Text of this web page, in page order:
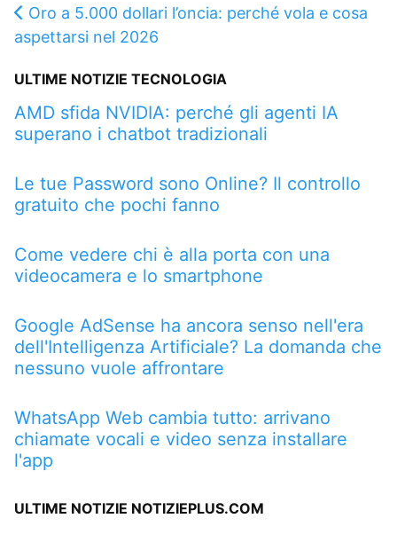
Oro a 5.000 dollari l’oncia: perché vola e cosa
aspettarsi nel 2026
ULTIME NOTIZIE TECNOLOGIA
AMD sfida NVIDIA: perché gli agenti IA
superano i chatbot tradizionali
Le tue Password sono Online? Il controllo
gratuito che pochi fanno
Come vedere chi è alla porta con una
videocamera e lo smartphone
Google AdSense ha ancora senso nell'era
dell'Intelligenza Artificiale? La domanda che
nessuno vuole affrontare
WhatsApp Web cambia tutto: arrivano
chiamate vocali e video senza installare
l'app
ULTIME NOTIZIE NOTIZIEPLUS.COM